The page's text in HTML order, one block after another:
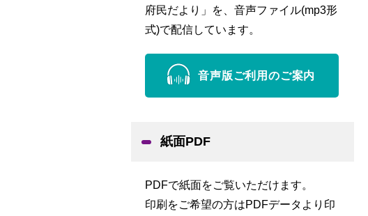
府民だより」を、音声ファイル(mp3形
式)で配信しています。
音声版ご利用のご案内
紙面PDF
PDFで紙面をご覧いただけます。
印刷をご希望の方はPDFデータより印